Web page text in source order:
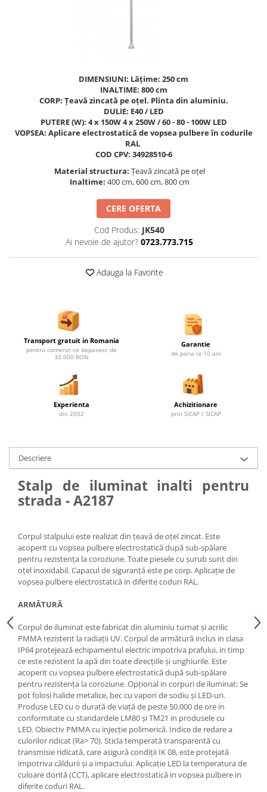
Echipamente fitness pentru batrani
Echipamente fitness pentru copii
Echipamente Terenuri de Sport
Cosuri de baschet
Fileu volei / tenis
Mese de Ping Pong
Porti fotbal / handball
Brazi artificiali pentru exterior
Decoratiuni de Paste
Figurine de craciun pentru exterior
Globuri de craciun pentru exterior
Ornamente de craciun pentru
Reni de craciun pentru exterior
Ghivece de exterior
Stalpi camere video
Stalpi / bolarzi de delimitare
pentru trotuar
Tomberoane si Pubele de Gunoi
Magazie pubele / tomberoane
DIMENSIUNI: Lățime: 250 cm
INALTIME: 800 cm
CORP: Țeavă zincată pe oțel. Plinta din aluminiu.
DULIE: E40 / LED
PUTERE (W): 4 x 150W 4 x 250W / 60 - 80 - 100W LED
VOPSEA: Aplicare electrostatică de vopsea pulbere în codurile
RAL
COD CPV: 34928510-6
Material structura: Țeavă zincată pe oțel
Inaltime: 400 cm, 600 cm, 800 cm
CERE OFERTA
Cod Produs: JK540
Ai nevoie de ajutor? 0723.773.715
Adauga la Favorite
Transport gratuit in Romania
pentru comenzi ce depasesc de
30.000 RON
Garantie
de pana la 10 ani
Experienta
din 2002
Achizitionare
prin SICAP / SICAP
Descriere
Stalp de iluminat inalti pentru
strada - A2187
Corpul stalpului este realizat din țeavă de oțel zincat. Este
acoperit cu vopsea pulbere electrostatică după sub-spălare
pentru rezistența la coroziune. Toate piesele cu șurub sunt din
oțel inoxidabil. Capacul de siguranță este pe corp. Aplicație de
vopsea pulbere electrostatică in diferite coduri RAL.
ARMĂTURĂ
Corpul de iluminat este fabricat din aluminiu turnat și acrilic
PMMA rezistent la radiații UV. Corpul de armătură inclus in clasa
IP64 protejează echipamentul electric impotriva prafului, in timp
ce este rezistent la apă din toate direcțiile și unghiurile. Este
acoperit cu vopsea pulbere electrostatică după sub-spălare
pentru rezistența la coroziune. Opțional in corpuri de iluminat; Se
pot folosi halide metalice, bec cu vapori de sodiu și LED-uri.
Produse LED cu o durată de viață de peste 50.000 de ore in
conformitate cu standardele LM80 și TM21 in produsele cu
LED. Obiectiv PMMA cu injecție polimerică. Indice de redare a
culorilor ridicat (Ra> 70). Sticla temperată transparentă cu
transmisie ridicată, care asigură condiții IK 08, este protejată
impotriva căldurii și a impactului. Aplicație LED la temperatura de
culoare dorită (CCT), aplicare electrostatică in vopsea pulbere in
diferite coduri RAL.